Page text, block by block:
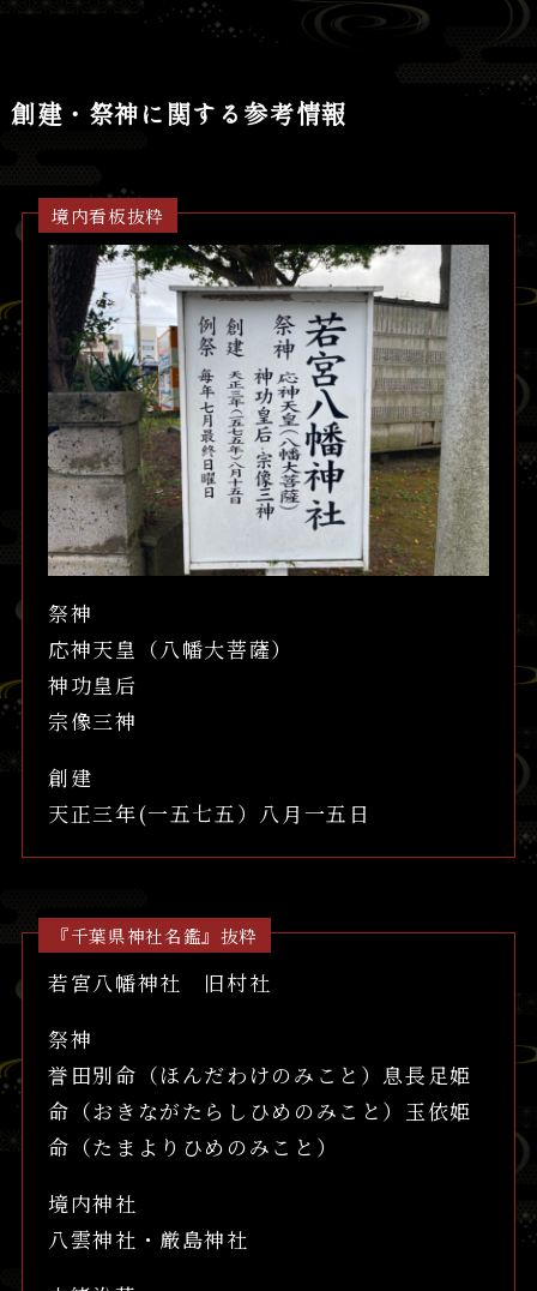
創建・祭神に関する参考情報
境内看板抜粋
祭神
応神天皇（八幡大菩薩）
神功皇后
宗像三神
創建
天正三年(一五七五）八月一五日
『千葉県神社名鑑』抜粋
若宮八幡神社 旧村社
祭神
誉田別命（ほんだわけのみこと）息長足姫
命（おきながたらしひめのみこと）玉依姫
命（たまよりひめのみこと）
境内神社
八雲神社・厳島神社